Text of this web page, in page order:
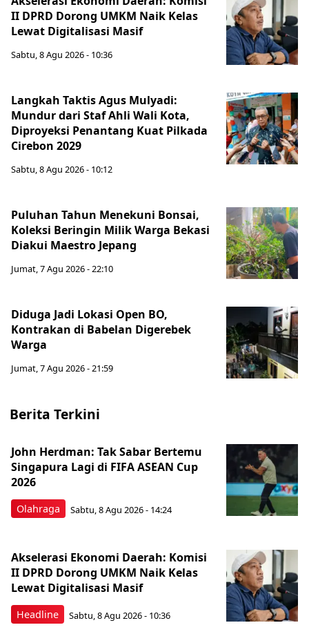
II DPRD Dorong UMKM Naik Kelas
Lewat Digitalisasi Masif
Sabtu, 8 Agu 2026 - 10:36
Langkah Taktis Agus Mulyadi:
Mundur dari Staf Ahli Wali Kota,
Diproyeksi Penantang Kuat Pilkada
Cirebon 2029
Sabtu, 8 Agu 2026 - 10:12
Puluhan Tahun Menekuni Bonsai,
Koleksi Beringin Milik Warga Bekasi
Diakui Maestro Jepang
Jumat, 7 Agu 2026 - 22:10
Diduga Jadi Lokasi Open BO,
Kontrakan di Babelan Digerebek
Warga
Jumat, 7 Agu 2026 - 21:59
Berita Terkini
Olahraga
John Herdman: Tak Sabar Bertemu
Singapura Lagi di FIFA ASEAN Cup
2026
Sabtu, 8 Agu 2026 - 14:24
Headline
Akselerasi Ekonomi Daerah: Komisi
II DPRD Dorong UMKM Naik Kelas
Lewat Digitalisasi Masif
Sabtu, 8 Agu 2026 - 10:36